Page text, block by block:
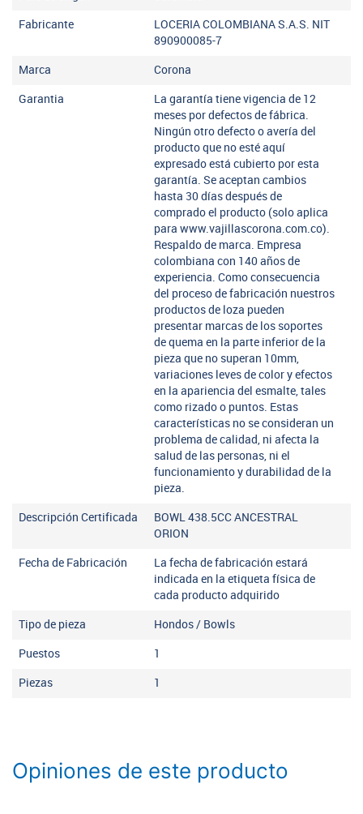
Fabricante
LOCERIA COLOMBIANA S.A.S. NIT
890900085-7
Marca Corona
Garantia
La garantía tiene vigencia de 12
meses por defectos de fábrica.
Ningún otro defecto o avería del
producto que no esté aquí
expresado está cubierto por esta
garantía. Se aceptan cambios
hasta 30 días después de
comprado el producto (solo aplica
para www.vajillascorona.com.co).
Respaldo de marca. Empresa
colombiana con 140 años de
experiencia. Como consecuencia
del proceso de fabricación nuestros
productos de loza pueden
presentar marcas de los soportes
de quema en la parte inferior de la
pieza que no superan 10mm,
variaciones leves de color y efectos
en la apariencia del esmalte, tales
como rizado o puntos. Estas
características no se consideran un
problema de calidad, ni afecta la
salud de las personas, ni el
funcionamiento y durabilidad de la
pieza.
Descripción Certificada
BOWL 438.5CC ANCESTRAL
ORION
Fecha de Fabricación
La fecha de fabricación estará
indicada en la etiqueta física de
cada producto adquirido
Tipo de pieza Hondos / Bowls
Puestos 1
Piezas 1
Opiniones de este producto